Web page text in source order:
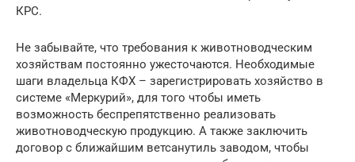
КРС.
Не забывайте, что требования к животноводческим
хозяйствам постоянно ужесточаются. Необходимые
шаги владельца КФХ – зарегистрировать хозяйство в
системе «Меркурий», для того чтобы иметь
возможность беспрепятственно реализовать
животноводческую продукцию. А также заключить
договор с ближайшим ветсанутиль заводом, чтобы